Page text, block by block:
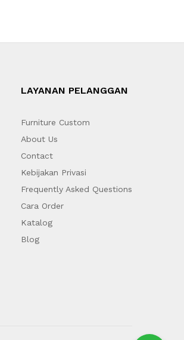
LAYANAN PELANGGAN
Furniture Custom
About Us
Contact
Kebijakan Privasi
Frequently Asked Questions
Cara Order
Katalog
Blog